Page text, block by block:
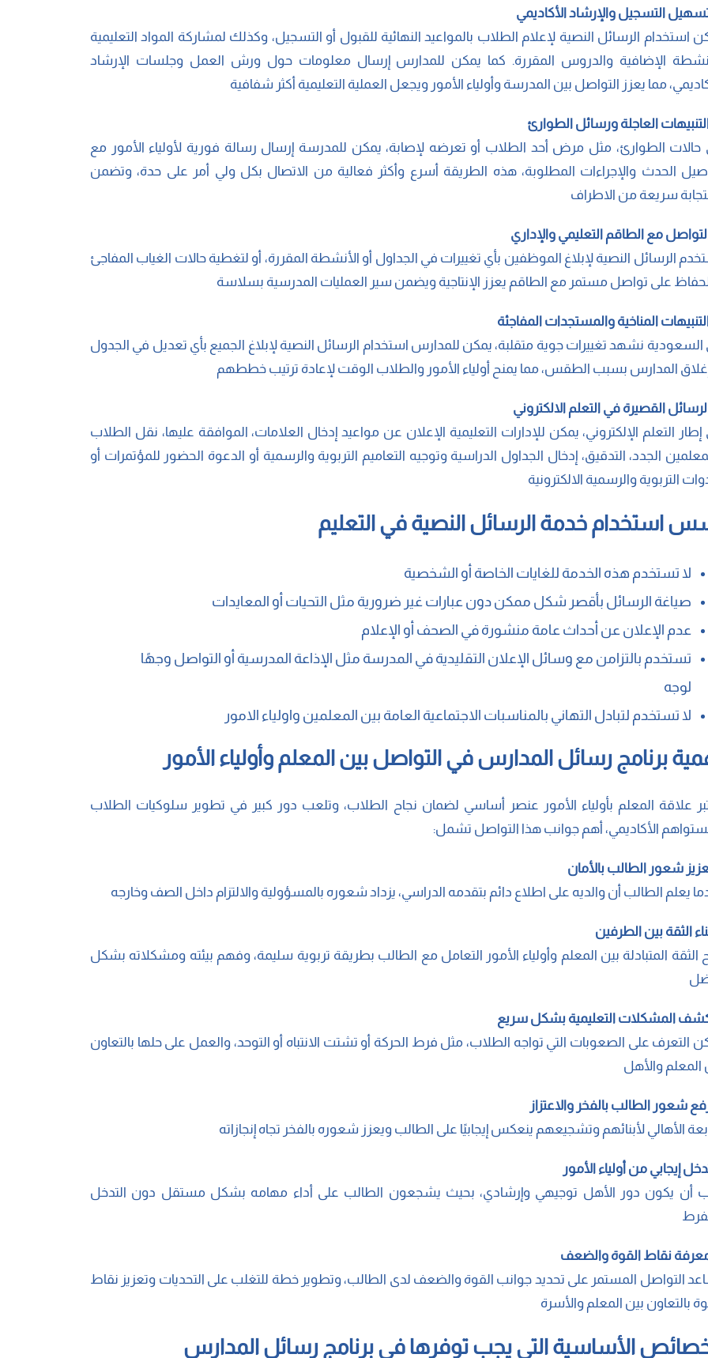
استخدام الرسائل النصية لإعلام الطلاب بالمواعيد النهائية للقبول أو التسجيل، وكذلك لمشاركة المواد التعليمية
الإضافية والدروس المقررة. كما يمكن للمدارس إرسال معلومات حول ورش العمل وجلسات الإرشاد
مما يعزز التواصل بين المدرسة وأولياء الأمور ويجعل العملية التعليمية أكثر شفافية
حالات الطوارئ، مثل مرض أحد الطلاب أو تعرضه لإصابة، يمكن للمدرسة إرسال رسالة فورية لأولياء الأمور مع
الحدث والإجراءات المطلوبة، هذه الطريقة أسرع وأكثر فعالية من الاتصال بكل ولي أمر على حدة، وتضمن
سريعة من الاطراف
الرسائل النصية لإبلاغ الموظفين بأي تغييرات في الجداول أو الأنشطة المقررة، أو لتغطية حالات الغياب المفاجئ
على تواصل مستمر مع الطاقم يعزز الإنتاجية ويضمن سير العمليات المدرسية بسلاسة
نشهد تغييرات جوية متقلبة، يمكن للمدارس استخدام الرسائل النصية لإبلاغ الجميع بأي تعديل في الجدول
إغلاق المدارس بسبب الطقس، مما يمنح أولياء الأمور والطلاب الوقت لإعادة ترتيب خططهم
التعلم الإلكتروني، يمكن للإدارات التعليمية الإعلان عن مواعيد إدخال العلامات، الموافقة عليها، نقل الطلاب
الجدد، التدقيق، إدخال الجداول الدراسية وتوجيه التعاميم التربوية والرسمية أو الدعوة الحضور للمؤتمرات أو
التربوية والرسمية الالكترونية
استخدام خدمة الرسائل النصية في التعليم
لا تستخدم هذه الخدمة للغايات الخاصة أو الشخصية
صياغة الرسائل بأقصر شكل ممكن دون عبارات غير ضرورية مثل التحيات أو المعايدات
عدم الإعلان عن أحداث عامة منشورة في الصحف أو الإعلام
تستخدم بالتزامن مع وسائل الإعلان التقليدية في المدرسة مثل الإذاعة المدرسية أو التواصل وجهًا
لوجه
لا تستخدم لتبادل التهاني بالمناسبات الاجتماعية العامة بين المعلمين واولياء الامور
برنامج رسائل المدارس في التواصل بين المعلم وأولياء الأمور
علاقة المعلم بأولياء الأمور عنصر أساسي لضمان نجاح الطلاب، وتلعب دور كبير في تطوير سلوكيات الطلاب
الأكاديمي، أهم جوانب هذا التواصل تشمل:
يعلم الطالب أن والديه على اطلاع دائم بتقدمه الدراسي، يزداد شعوره بالمسؤولية والالتزام داخل الصف وخارجه
الثقة المتبادلة بين المعلم وأولياء الأمور التعامل مع الطالب بطريقة تربوية سليمة، وفهم بيئته ومشكلاته بشكل
التعرف على الصعوبات التي تواجه الطلاب، مثل فرط الحركة أو تشتت الانتباه أو التوحد، والعمل على حلها بالتعاون
المعلم والأهل
الأهالي لأبنائهم وتشجيعهم ينعكس إيجابيًا على الطالب ويعزز شعوره بالفخر تجاه إنجازاته
أن يكون دور الأهل توجيهي وإرشادي، بحيث يشجعون الطالب على أداء مهامه بشكل مستقل دون التدخل
التواصل المستمر على تحديد جوانب القوة والضعف لدى الطالب، وتطوير خطة للتغلب على التحديات وتعزيز نقاط
بالتعاون بين المعلم والأسرة
الأساسية التي يجب توفرها في برنامج رسائل المدارس